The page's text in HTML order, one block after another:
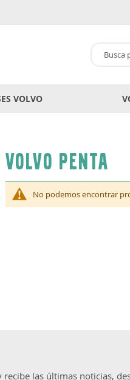
VOLVO
Volvo Penta
No podemos encontrar
las últimas noticias,